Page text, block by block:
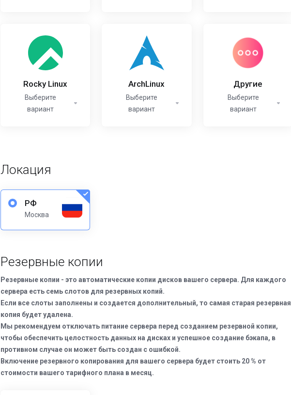
Rocky Linux
Выберите
вариант
ArchLinux
Выберите
вариант
Другие
Выберите
вариант
Локация
РФ
Москва
Резервные копии
Резервные копии - это автоматические копии дисков вашего сервера. Для каждого
сервера есть семь слотов для резервных копий.
Если все слоты заполнены и создается дополнительный, то самая старая резервная
копия будет удалена.
Мы рекомендуем отключать питание сервера перед созданием резервной копии,
чтобы обеспечить целостность данных на дисках и успешное создание бэкапа, в
противном случае он может быть создан с ошибкой.
Включение резервного копирования для вашего сервера будет стоить 20 % от
стоимости вашего тарифного плана в месяц.